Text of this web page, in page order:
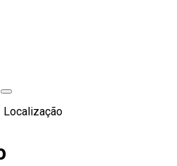
Localização